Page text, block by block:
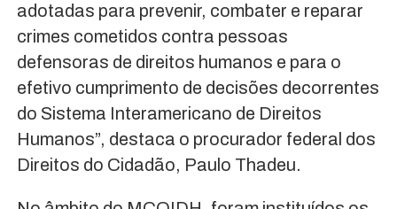
adotadas para prevenir, combater e reparar
crimes cometidos contra pessoas
defensoras de direitos humanos e para o
efetivo cumprimento de decisões decorrentes
do Sistema Interamericano de Direitos
Humanos”, destaca o procurador federal dos
Direitos do Cidadão, Paulo Thadeu.